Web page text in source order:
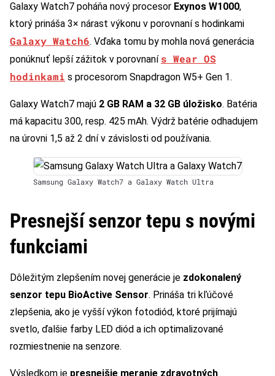
Galaxy Watch7 poháňa nový procesor Exynos W1000,
ktorý prináša 3× nárast výkonu v porovnaní s hodinkami
Galaxy Watch6. Vďaka tomu by mohla nová generácia
ponúknuť lepší zážitok v porovnaní s Wear OS
hodinkami s procesorom Snapdragon W5+ Gen 1.
Galaxy Watch7 majú 2 GB RAM a 32 GB úložisko. Batéria
má kapacitu 300, resp. 425 mAh. Výdrž batérie odhadujem
na úrovni 1,5 až 2 dní v závislosti od používania.
Samsung Galaxy Watch7 a Galaxy Watch Ultra
Presnejší senzor tepu s novými
funkciami
Dôležitým zlepšením novej generácie je zdokonalený
senzor tepu BioActive Sensor. Prináša tri kľúčové
zlepšenia, ako je vyšší výkon fotodiód, ktoré prijímajú
svetlo, ďalšie farby LED diód a ich optimalizované
rozmiestnenie na senzore.
Výsledkom je presnejšie meranie zdravotných